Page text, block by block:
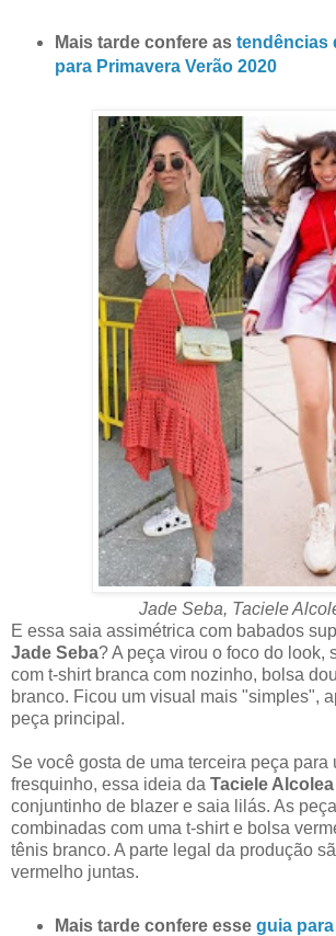
Mais tarde confere as tendências
para Primavera Verão 2020
Jade Seba, Taciele
E essa saia assimétrica com babados
Jade Seba? A peça virou o foco do look,
com t-shirt branca com nozinho, bolsa
branco. Ficou um visual mais "simples",
peça principal.
Se você gosta de uma terceira peça para
fresquinho, essa ideia da Taciele Alcolea
conjuntinho de blazer e saia lilás. As
combinadas com uma t-shirt e bolsa
tênis branco. A parte legal da produção
vermelho juntas.
Mais tarde confere esse guia